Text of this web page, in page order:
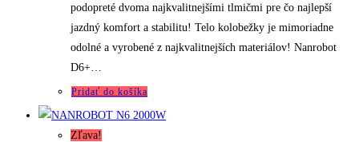
podopreté dvoma najkvalitnejšími tlmičmi pre čo najlepší
jazdný komfort a stabilitu! Telo kolobežky je mimoriadne
odolné a vyrobené z najkvalitnejších materiálov! Nanrobot
D6+…
Pridať do košíka
Zľava!